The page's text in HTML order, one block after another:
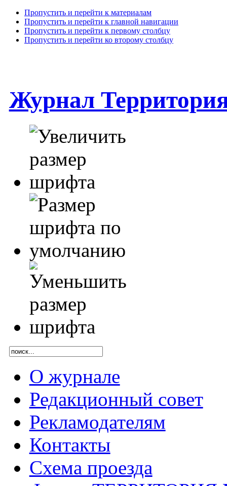
Пропустить и перейти к материалам
Пропустить и перейти к главной навигации
Пропустить и перейти к первому столбцу
Пропустить и перейти ко второму столбцу
Журнал
О журнале
Редакционный совет
Рекламодателям
Контакты
Схема проезда